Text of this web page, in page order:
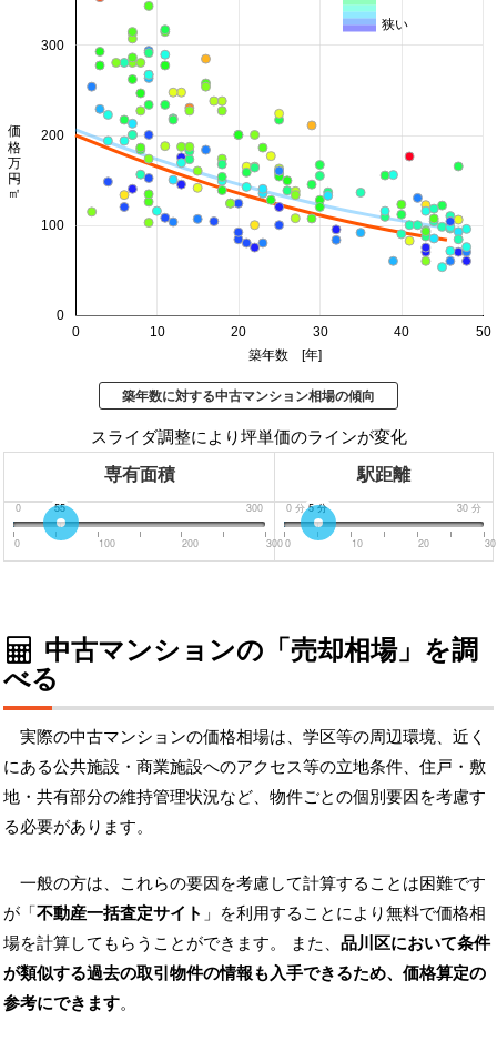
0 10 20 30 40 50
0
100
200
300
築年数 [年]
価格 万円/㎡
狭い
築年数に対する中古マンション相場の傾向
スライダ調整により坪単価のラインが変化
専有面積 駅距離
0 300
55
0 100 200 300
0分 30分
5分
0 10 20 30
中古マンションの「売却相場」を調
べる
実際の中古マンションの価格相場は、学区等の周辺環境、近く
にある公共施設・商業施設へのアクセス等の立地条件、住戸・敷
地・共有部分の維持管理状況など、物件ごとの個別要因を考慮す
る必要があります。
一般の方は、これらの要因を考慮して計算することは困難です
が「不動産一括査定サイト 」を利用することにより無料で価格相
場を計算してもらうことができます。 また、 品川区において条件
が類似する過去の取引物件の情報も入手できるため、価格算定の
参考にできます。